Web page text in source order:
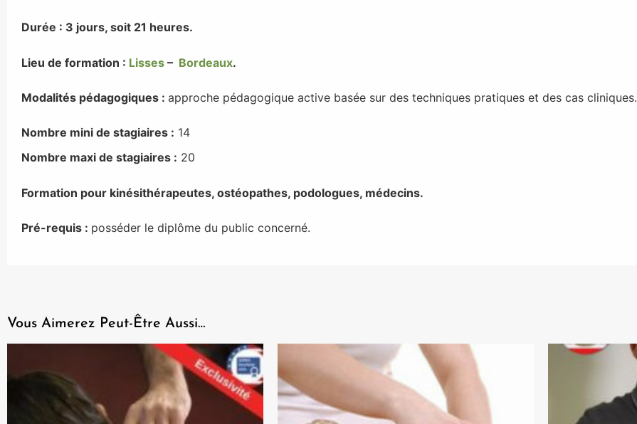
Durée : 3 jours, soit 21 heures.
Lieu de formation : Lisses – Bordeaux.
Modalités pédagogiques : approche pédagogique active basée sur des techniques pratiques et des cas cliniques.
Nombre mini de stagiaires : 14
Nombre maxi de stagiaires : 20
Formation pour kinésithérapeutes, ostéopathes, podologues, médecins.
Pré-requis : posséder le diplôme du public concerné.
Vous Aimerez Peut-Être Aussi…